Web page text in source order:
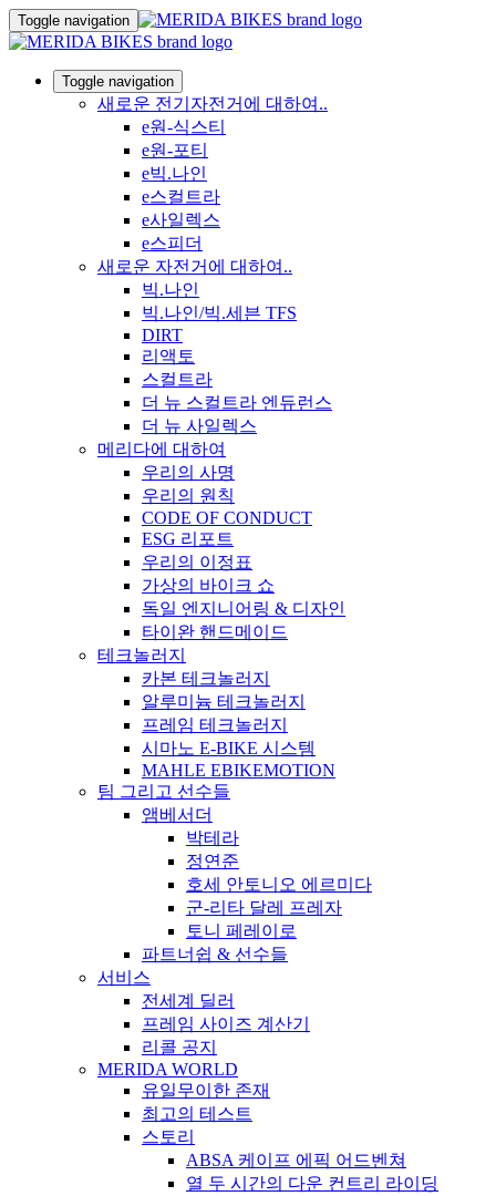
Toggle navigation
Toggle navigation
새로운 전기자전거에 대하여..
e원-식스티
e원-포티
e빅.나인
e스컬트라
e사일렉스
e스피더
새로운 자전거에 대하여..
빅.나인
빅.나인/빅.세븐 TFS
DIRT
리액토
스컬트라
더 뉴 스컬트라 엔듀런스
더 뉴 사일렉스
메리다에 대하여
우리의 사명
우리의 원칙
CODE OF CONDUCT
ESG 리포트
우리의 이정표
가상의 바이크 쇼
독일 엔지니어링 & 디자인
타이완 핸드메이드
테크놀러지
카본 테크놀러지
알루미늄 테크놀러지
프레임 테크놀러지
시마노 E-BIKE 시스템
MAHLE EBIKEMOTION
팀 그리고 선수들
앰베서더
박테라
정연준
호세 안토니오 에르미다
군-리타 달레 프레자
토니 페레이로
파트너쉽 & 선수들
서비스
전세계 딜러
프레임 사이즈 계산기
리콜 공지
MERIDA WORLD
유일무이한 존재
최고의 테스트
스토리
ABSA 케이프 에픽 어드벤쳐
열 두 시간의 다운 컨트리 라이딩